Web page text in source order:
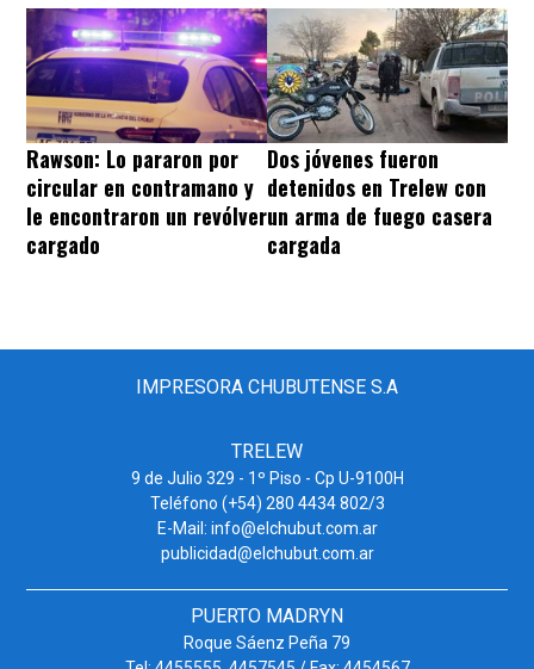
Rawson: Lo pararon por
circular en contramano y
le encontraron un revólver
cargado
Dos jóvenes fueron
detenidos en Trelew con
un arma de fuego casera
cargada
IMPRESORA CHUBUTENSE S.A
TRELEW
9 de Julio 329 - 1º Piso - Cp U-9100H
Teléfono (+54) 280 4434 802/3
E-Mail: info@elchubut.com.ar
publicidad@elchubut.com.ar
PUERTO MADRYN
Roque Sáenz Peña 79